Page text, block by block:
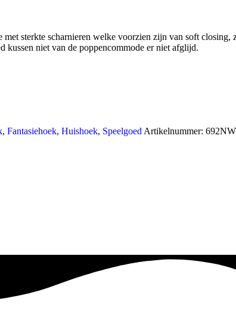
sterkte scharnieren welke voorzien zijn van soft closing,
kussen niet van de poppencommode er niet afglijd.
, Fantasiehoek, Huishoek, Speelgoed Artikelnummer: 692NW